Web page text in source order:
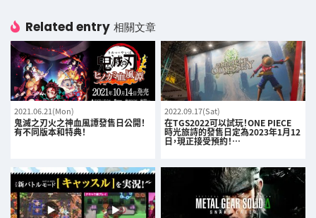
Related entry 相關文章
2021.06.21(Mon)
鬼滅之刃火之神血風譚發售日公開！
有不同版本和特典！
2022.09.17(Sat)
在TGS2022可以試玩！ONE PIECE
時光旅詩的發售日定為2023年1月12
日，現正接受預約！…